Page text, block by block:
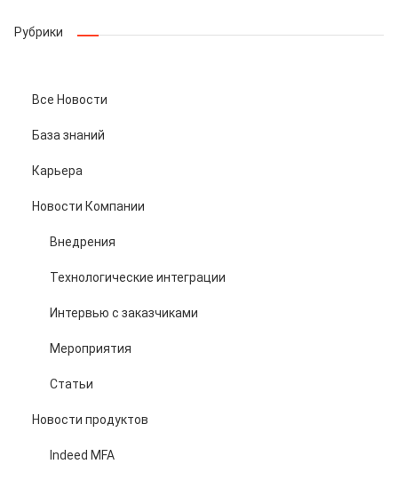
Рубрики
Все Новости
База знаний
Карьера
Новости Компании
Внедрения
Технологические интеграции
Интервью с заказчиками
Мероприятия
Статьи
Новости продуктов
Indeed MFA